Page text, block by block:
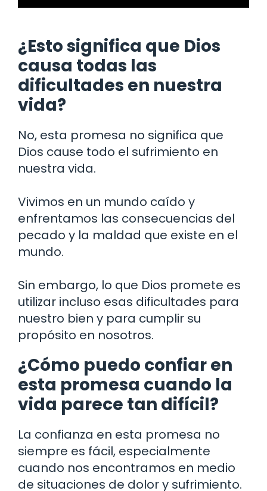
¿Esto significa que Dios
causa todas las
dificultades en nuestra
vida?
No, esta promesa no significa que
Dios cause todo el sufrimiento en
nuestra vida.
Vivimos en un mundo caído y
enfrentamos las consecuencias del
pecado y la maldad que existe en el
mundo.
Sin embargo, lo que Dios promete es
utilizar incluso esas dificultades para
nuestro bien y para cumplir su
propósito en nosotros.
¿Cómo puedo confiar en
esta promesa cuando la
vida parece tan difícil?
La confianza en esta promesa no
siempre es fácil, especialmente
cuando nos encontramos en medio
de situaciones de dolor y sufrimiento.